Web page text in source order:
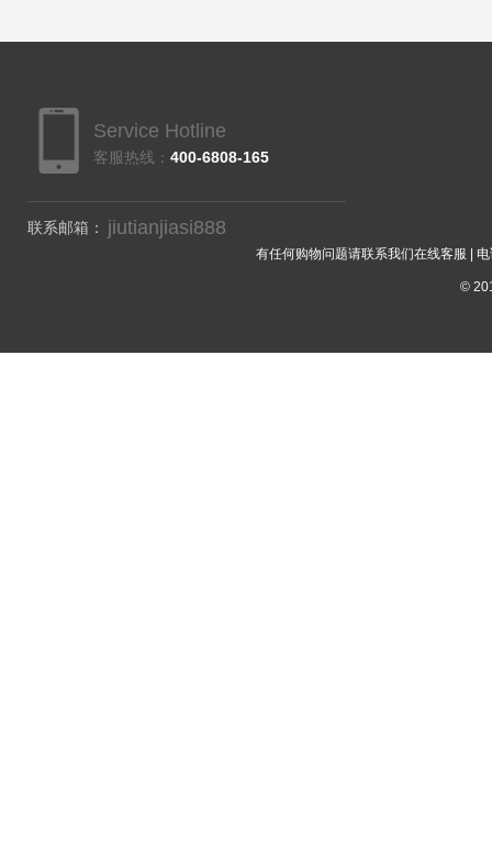
Service Hotline
客服热线： 400-6808-165
联系邮箱： jiutianjiasi888
有任何购物问题请联系我们在线客服 |
©